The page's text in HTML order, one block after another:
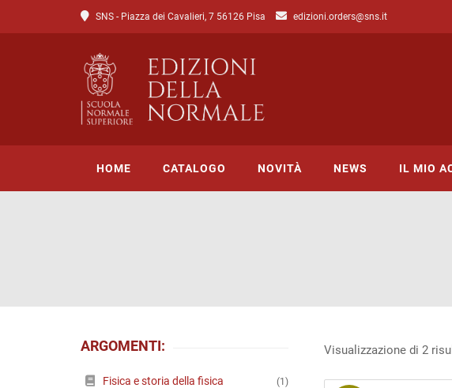
SNS - Piazza dei Cavalieri, 7 56126 Pisa edizioni.orders@sns.it
HOME CATALOGO
Catalogo di Scienze
NOVITÀ NEWS IL MIO
Visualizzazione di 2
ARGOMENTI:
Fisica e storia della fisica (1)